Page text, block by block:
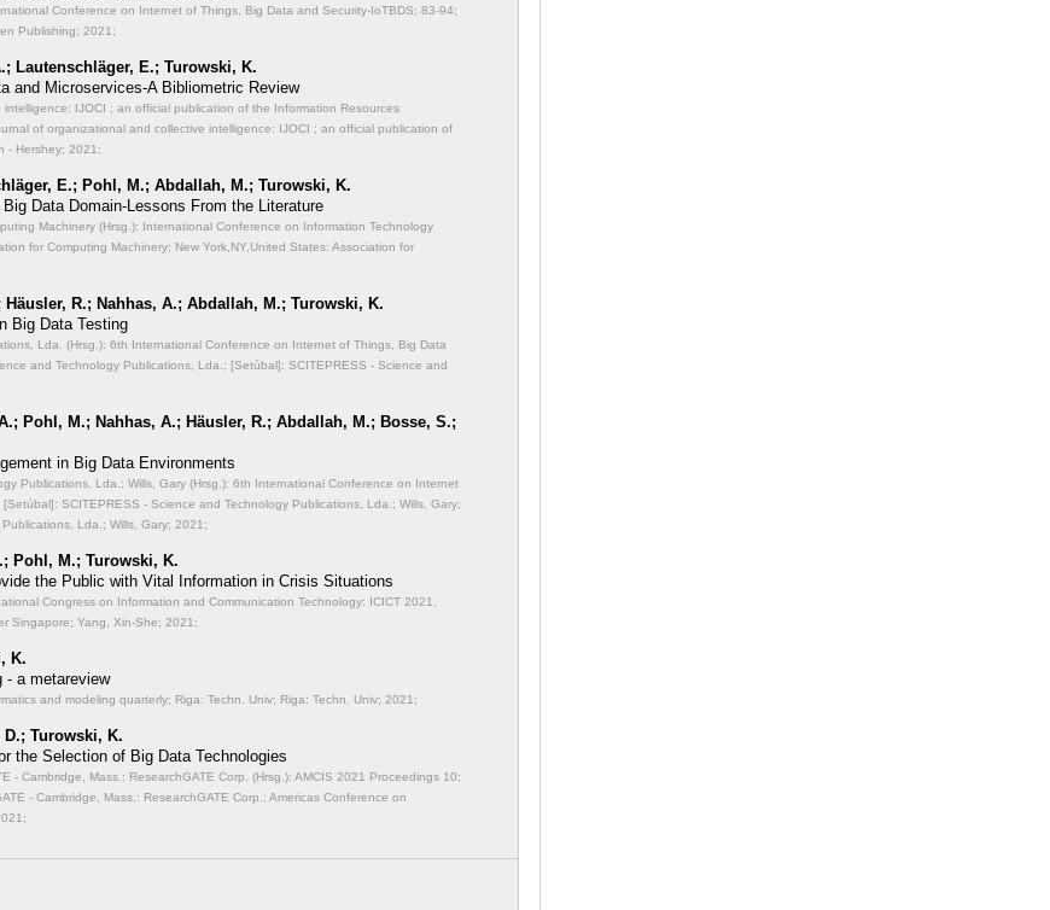
Conference on Internet of Things, Big Data and Security-IoTBDS; 83-94;
Publishing; 2021;
Lautenschläger, E.; Turowski, K.
and Microservices-A Bibliometric Review
IJOCI ; an official publication of the Information Resources
of organizational and collective intelligence: IJOCI ; an official publication of
- Hershey; 2021;
E.; Pohl, M.; Abdallah, M.; Turowski, K.
Data Domain-Lessons From the Literature
Machinery (Hrsg.): International Conference on Information Technology
for Computing Machinery; New York,NY,United States: Association for
R.; Nahhas, A.; Abdallah, M.; Turowski, K.
Big Data Testing
Lda. (Hrsg.): 6th International Conference on Internet of Things, Big Data
and Technology Publications, Lda.; [Setúbal]: SCITEPRESS - Science and
Pohl, M.; Nahhas, A.; Häusler, R.; Abdallah, M.; Bosse, S.;
in Big Data Environments
Publications, Lda.; Wills, Gary (Hrsg.): 6th International Conference on Internet
[Setúbal]: SCITEPRESS - Science and Technology Publications, Lda.; Wills, Gary;
Lda.; Wills, Gary; 2021;
Pohl, M.; Turowski, K.
the Public with Vital Information in Crisis Situations
Congress on Information and Communication Technology: ICICT 2021,
Singapore; Yang, Xin-She; 2021;
K.
- a metareview
and modeling quarterly; Riga: Techn. Univ; Riga: Techn. Univ; 2021;
Turowski, K.
the Selection of Big Data Technologies
- Cambridge, Mass.: ResearchGATE Corp. (Hrsg.): AMCIS 2021 Proceedings 10;
- Cambridge, Mass.: ResearchGATE Corp.; Americas Conference on